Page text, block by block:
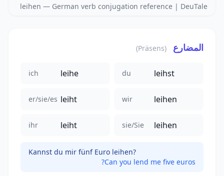
leihen — German verb conjugation reference | DeuTale
المضارع (Präsens)
ich leihe du leihst
er/sie/es leiht wir leihen
ihr leiht sie/Sie leihen
Kannst du mir fünf Euro leihen?
Can you lend me five euros?